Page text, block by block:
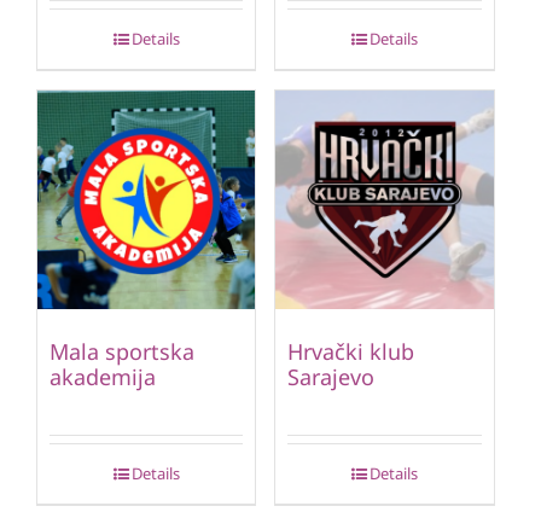
Details Details
Mala sportska
akademija
Details
Hrvački klub
Sarajevo
Details